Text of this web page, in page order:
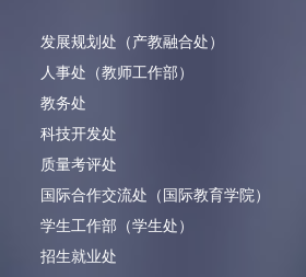
发展规划处（产教融合处）
人事处（教师工作部）
教务处
科技开发处
质量考评处
国际合作交流处（国际教育学院）
学生工作部（学生处）
招生就业处